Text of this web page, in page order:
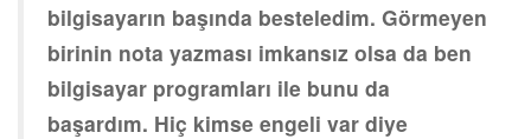
bilgisayarın başında besteledim. Görmeyen
birinin nota yazması imkansız olsa da ben
bilgisayar programları ile bunu da
başardım. Hiç kimse engeli var diye